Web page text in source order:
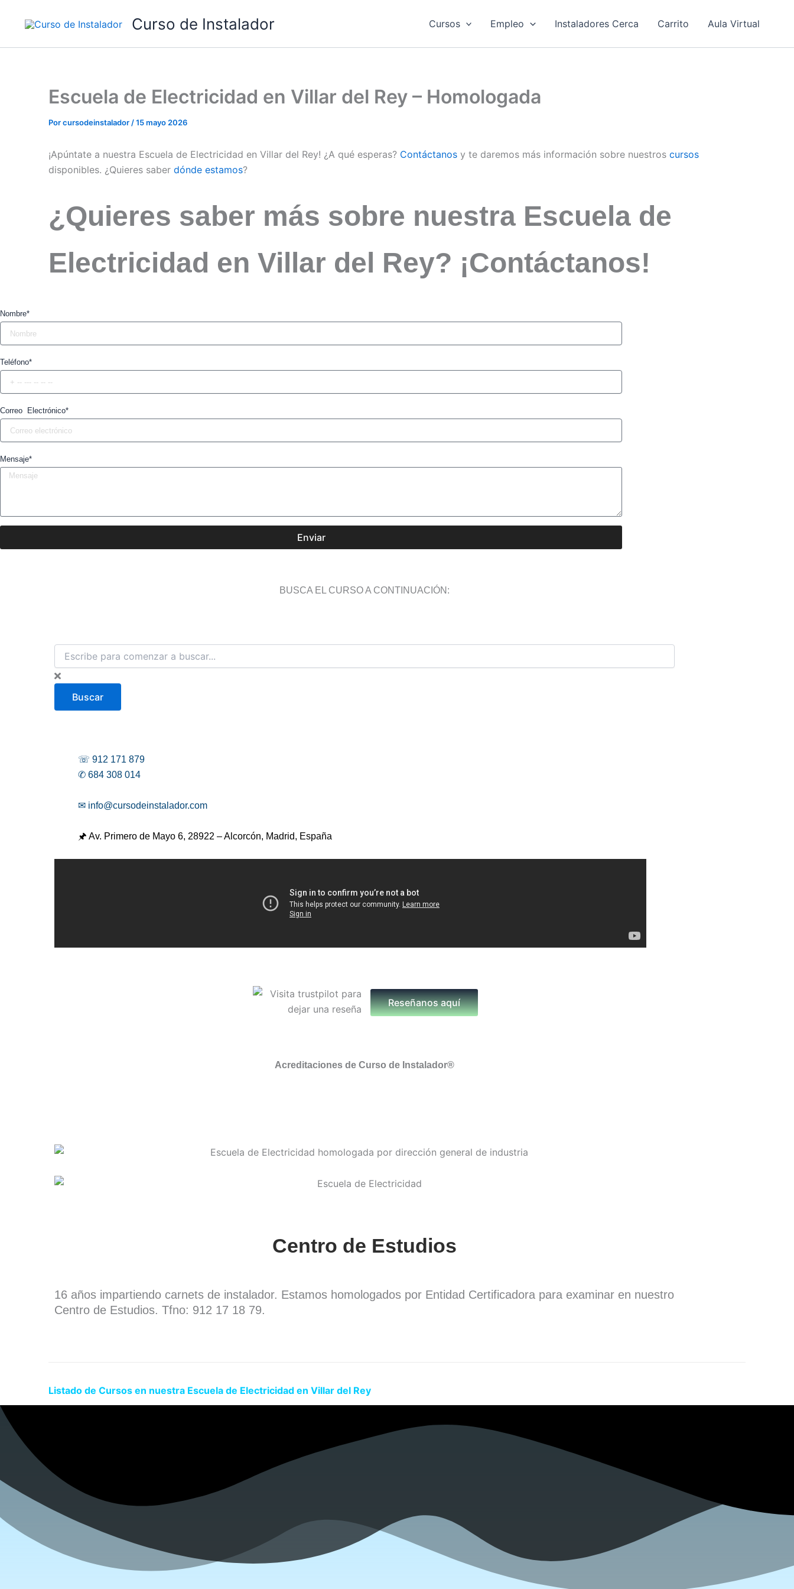
Curso de Instalador Cursos Empleo Instaladores Cerca Carrito Aula Virtual
Escuela de Electricidad en Villar del Rey – Homologada
Porcursodeinstalador /15 mayo 2026
¡Apúntate a nuestra Escuela de Electricidad en Villar del Rey! ¿A qué esperas? Contáctanos y te daremos más información sobre nuestros cursos
disponibles. ¿Quieres saber dónde estamos?
¿Quieres saber más sobre nuestra Escuela de
Electricidad en Villar del Rey? ¡Contáctanos!
Nombre*
Teléfono*
Correo Electrónico*
Mensaje*
Enviar
BUSCA EL CURSO A CONTINUACIÓN:
B
s
c
r
Buscar
☏ 912 171 879
✆ 684 308 014
✉ info@cursodeinstalador.com
🖈 Av. Primero de Mayo 6, 28922 – Alcorcón, Madrid, España
Reseñanos aquí
Acreditaciones de Curso de Instalador®
Centro de Estudios
16 años impartiendo carnets de instalador. Estamos homologados por Entidad Certificadora para examinar en nuestro
Centro de Estudios. Tfno: 912 17 18 79.
Listado de Cursos en nuestra Escuela de Electricidad en Villar del Rey